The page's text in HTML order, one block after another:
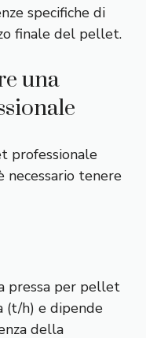
specifiche di
finale del pellet.
una
professionale
necessario tenere
pressa per pellet
(t/h) e dipende
della